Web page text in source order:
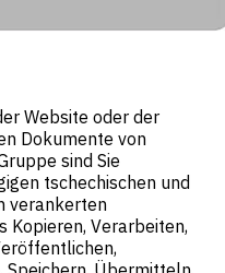
Website oder der
Dokumente von
sind Sie
tschechischen und
verankerten
Kopieren, Verarbeiten,